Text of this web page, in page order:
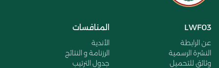
LWF03
عن الرابطة
النشرة الرسمية
وثائق للتحميل
المنافسات
الأندية
الرزنامة و النتائج
جدول الترتيب